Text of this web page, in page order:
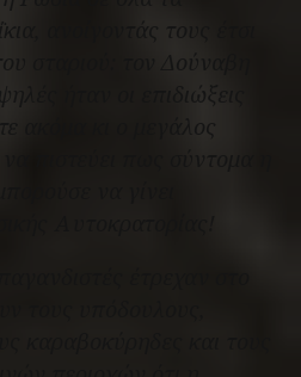
ανοίγοντάς τους έτσι
ακόμα κι ο μεγάλος
πιστεύει πως σύντομα η